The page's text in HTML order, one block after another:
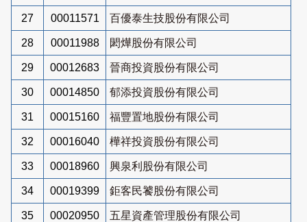
27 00011571 百優泰生技股份有限公司
28 00011988 閎燁股份有限公司
29 00012683 晉商投資股份有限公司
30 00014850 郁添投資股份有限公司
31 00015160 福豐置地股份有限公司
32 00016040 樺祥投資股份有限公司
33 00018960 興泉利股份有限公司
34 00019399 鉅客民饕股份有限公司
35 00020950 五星資產管理股份有限公司